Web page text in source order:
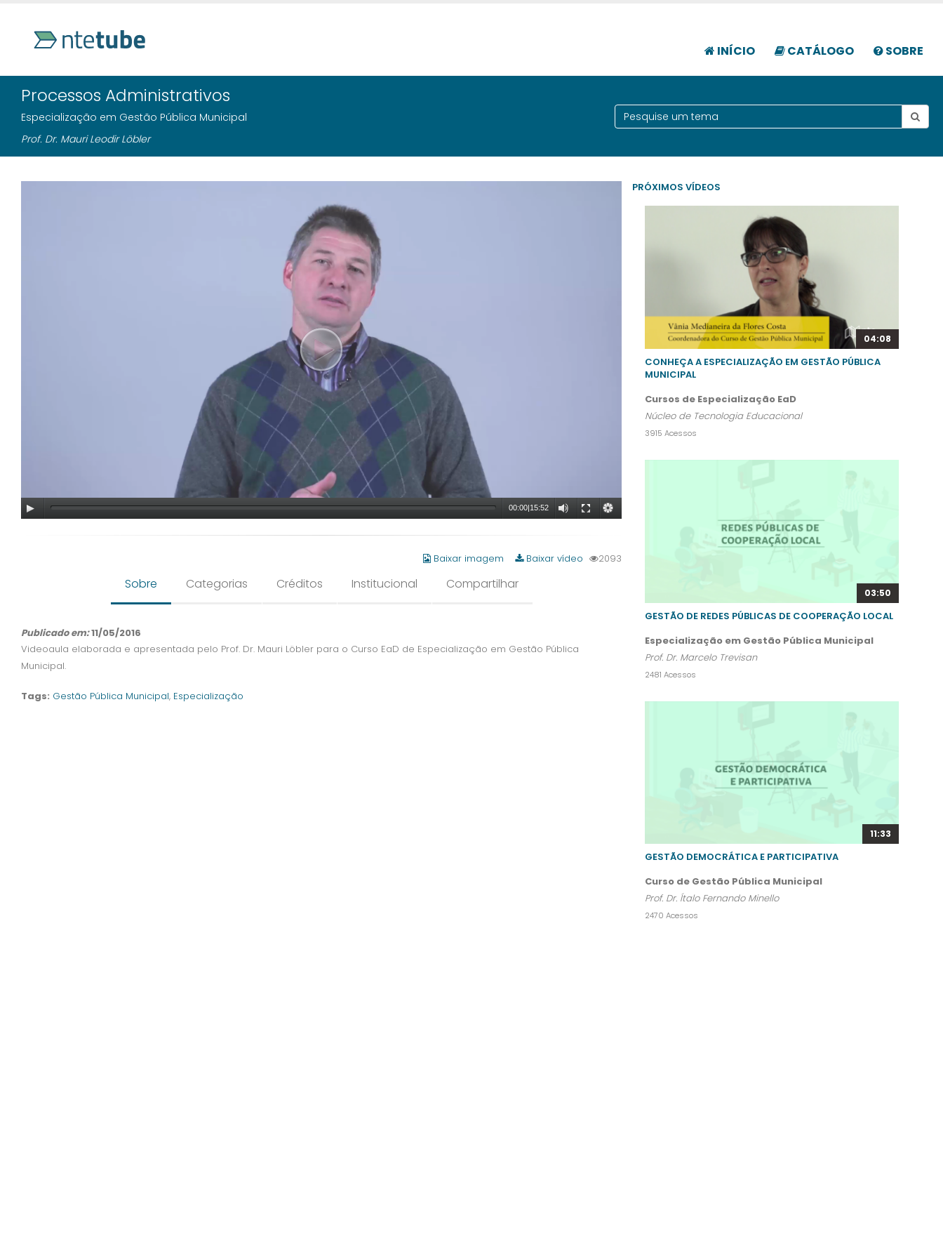
INÍCIO CATÁLOGO SOBRE
Processos Administrativos
Especialização em Gestão Pública Municipal
Prof. Dr. Mauri Leodir Löbler
00:00|15:52
Baixar imagem Baixar vídeo 2093
Sobre Categorias Créditos Institucional Compartilhar
Publicado em:11/05/2016
Videoaula elaborada e apresentada pelo Prof. Dr. Mauri Löbler para o Curso EaD de Especialização em Gestão Pública
Municipal.
Tags: Gestão Pública Municipal, Especialização
PRÓXIMOS VÍDEOS
04:08
CONHEÇA A ESPECIALIZAÇÃO EM GESTÃO PÚBLICA
MUNICIPAL
Cursos de Especialização EaD
Núcleo de Tecnologia Educacional
3915 Acessos
03:50
GESTÃO DE REDES PÚBLICAS DE COOPERAÇÃO LOCAL
Especialização em Gestão Pública Municipal
Prof. Dr. Marcelo Trevisan
2481 Acessos
11:33
GESTÃO DEMOCRÁTICA E PARTICIPATIVA
Curso de Gestão Pública Municipal
Prof. Dr. Ítalo Fernando Minello
2470 Acessos